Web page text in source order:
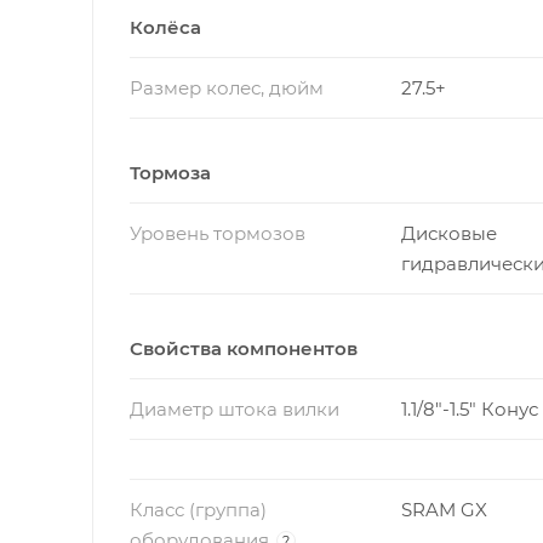
Колёса
Размер колес, дюйм 27.5+
Тормоза
Уровень тормозов
Дисковые
Свойства компонентов
Диаметр штока вилки 1.1/8"-1.5" Конус
Класс (группа)
SRAM GX